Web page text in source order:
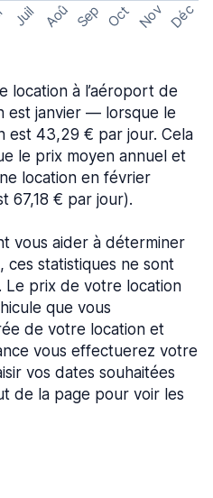
Juil Aoû Sep Oct Nov Déc
location à l’aéroport de
est janvier — lorsque le
est 43,29 € par jour. Cela
le prix moyen annuel et
location en février
67,18 € par jour).
vous aider à déterminer
ces statistiques ne sont
Le prix de votre location
que vous
de votre location et
vous effectuerez votre
vos dates souhaitées
de la page pour voir les